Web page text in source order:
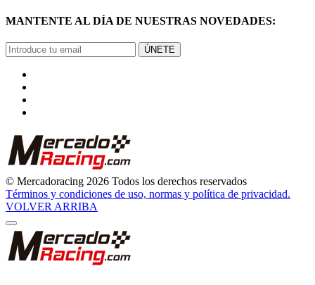
MANTENTE AL DÍA DE NUESTRAS NOVEDADES:
ÚNETE
© Mercadoracing 2026 Todos los derechos reservados
Términos y condiciones de uso, normas y política de privacidad.
VOLVER ARRIBA